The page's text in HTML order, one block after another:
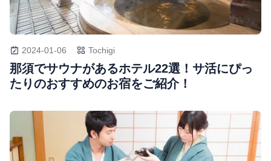
2024-01-06 Tochigi
那須でサウナがあるホテル22選！サ活にぴっ
たりのおすすめのお宿をご紹介！